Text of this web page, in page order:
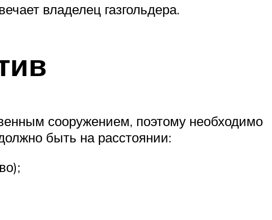
владелец газгольдера.
сооружением, поэтому необходимо
быть на расстоянии: